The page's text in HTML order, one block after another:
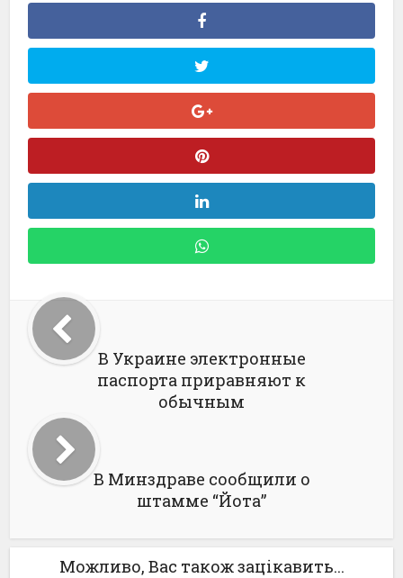
В Украине электронные
паспорта приравняют к
обычным
В Минздраве сообщили о
штамме “Йота”
Можливо, Вас також зацікавить...